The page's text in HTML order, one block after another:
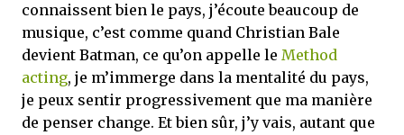
connaissent bien le pays, j’écoute beaucoup de
musique, c’est comme quand Christian Bale
devient Batman, ce qu’on appelle le Method
acting, je m’immerge dans la mentalité du pays,
je peux sentir progressivement que ma manière
de penser change. Et bien sûr, j’y vais, autant que